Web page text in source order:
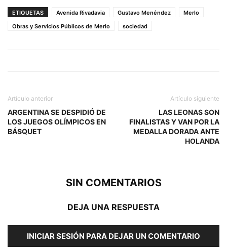
ETIQUETAS Avenida Rivadavia Gustavo Menéndez
Merlo
Obras y Servicios Públicos de Merlo
sociedad
Artículo anterior
ARGENTINA SE DESPIDIÓ DE
LOS JUEGOS OLÍMPICOS EN
BÁSQUET
Artículo siguiente
LAS LEONAS SON
FINALISTAS Y VAN POR LA
MEDALLA DORADA ANTE
HOLANDA
SIN COMENTARIOS
DEJA UNA RESPUESTA
INICIAR SESIÓN PARA DEJAR UN COMENTARIO